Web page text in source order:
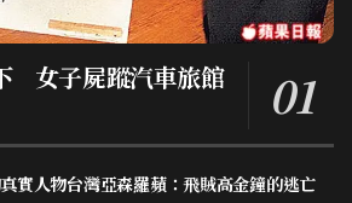
女子屍蹤汽車旅館
真實人物台灣亞森羅蘋：飛賊高金鐘的逃亡